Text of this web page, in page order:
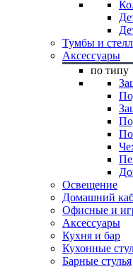
Тумбы и
Аксессуары
по типу
Освещение
Домашний
Офисные и
Аксессуары
Кухня и бар
Кухонные
Барные стулья